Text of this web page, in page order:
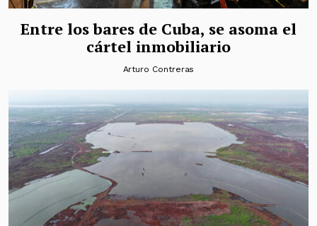
Entre los bares de Cuba, se asoma el
cártel inmobiliario
Arturo Contreras